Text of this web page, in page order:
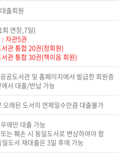
출회원
연장,7일)
자관5권
관 통합 20권(정회원)
관 통합 30권(책이음 회원)
공도서관 및 홈페이지에서 발급한 회원증
서 대출/반납 가능
오래된 도서의 연체일수만큼 대출불가
에만 대출 가능
는 훼손 시 동일도서로 변상하여야 함
도서 재대출은 3일 후에 가능